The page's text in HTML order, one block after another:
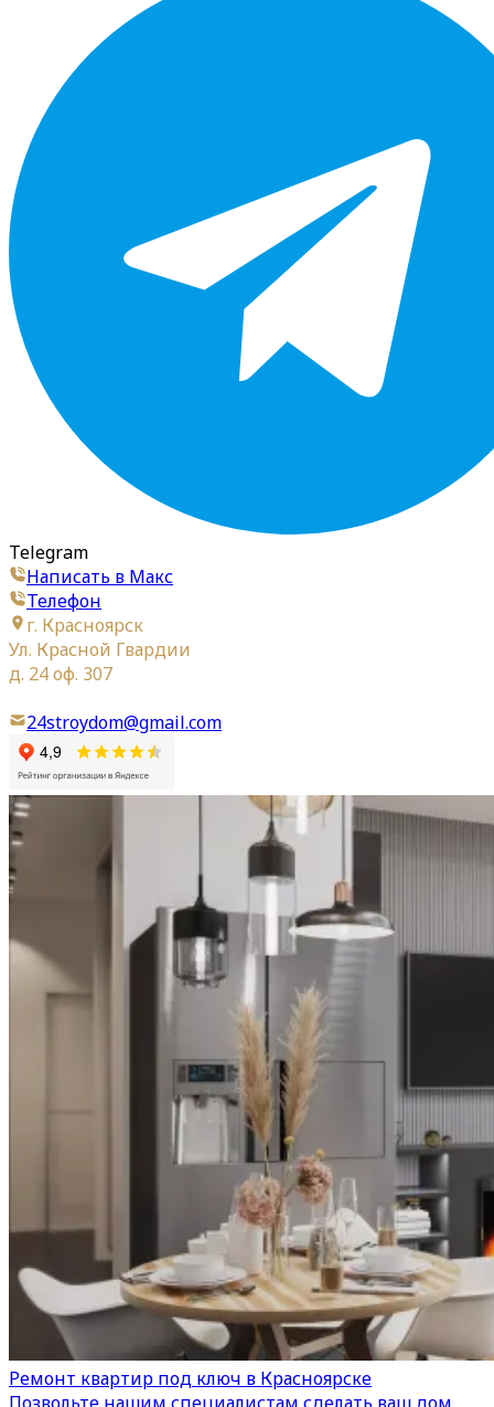
Telegram
Написать в Макс
Телефон
г. Красноярск
Ул. Красной Гвардии
д. 24 оф. 307
24stroydom@gmail.com
Ремонт квартир под ключ в Красноярске
Позвольте нашим специалистам сделать ваш дом